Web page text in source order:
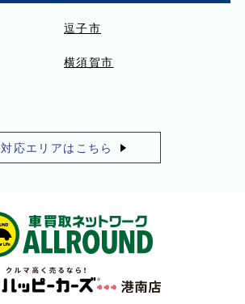
逗子市
横須賀市
対応エリアはこちら